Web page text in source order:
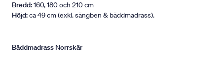
Bredd:160, 180 och 210 cm
Höjd:ca 49 cm (exkl. sängben & bäddmadrass).
Bäddmadrass Norrskär